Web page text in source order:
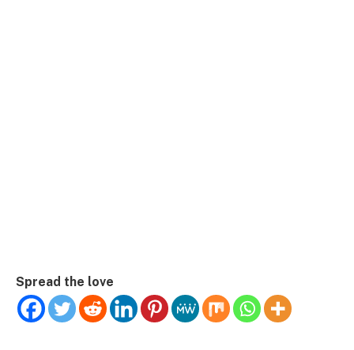
Spread the love